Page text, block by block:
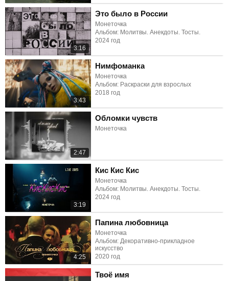
3:16
Это было в России
Монеточка
Альбом: Молитвы. Анекдоты. Тосты.
2024 год
3:43
Нимфоманка
Монеточка
Альбом: Раскраски для взрослых
2018 год
2:47
Обломки чувств
Монеточка
3:19
Кис Кис Кис
Монеточка
Альбом: Молитвы. Анекдоты. Тосты.
2024 год
4:25
Папина любовница
Монеточка
Альбом: Декоративно-прикладное
искусство
2020 год
Твоё имя